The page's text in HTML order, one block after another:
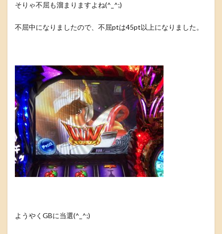
そりゃ不屈も溜まりますよね(^_^;)
不屈中になりましたので、不屈ptは45pt以上になりました。
ようやくGBに当選(^_^;)